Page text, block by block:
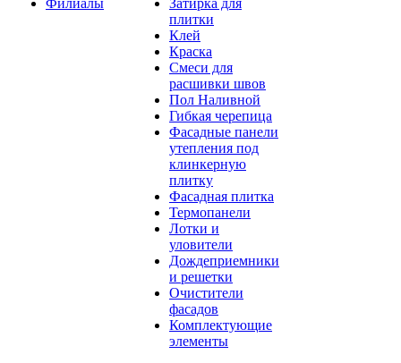
Филиалы
Затирка для
плитки
Клей
Краска
Смеси для
расшивки швов
Пол Наливной
Гибкая черепица
Фасадные панели
утепления под
клинкерную
плитку
Фасадная плитка
Термопанели
Лотки и
уловители
Дождеприемники
и решетки
Очистители
фасадов
Комплектующие
элементы